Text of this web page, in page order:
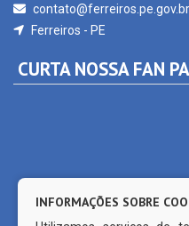
CURTA NOSSA FAN
INFORMAÇÕES SOBRE